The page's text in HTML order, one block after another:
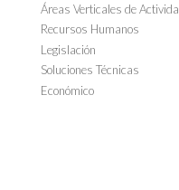
Áreas Verticales de
Recursos Humanos
Legislación
Soluciones Técnicas
Económico